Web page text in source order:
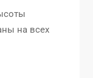
на всех